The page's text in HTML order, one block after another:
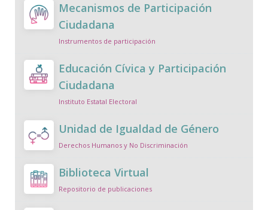
Mecanismos de Participación
Ciudadana
Instrumentos de participación
Educación Cívica y Participación
Ciudadana
Instituto Estatal Electoral
Unidad de Igualdad de Género
Derechos Humanos y No Discriminación
Biblioteca Virtual
Repositorio de publicaciones